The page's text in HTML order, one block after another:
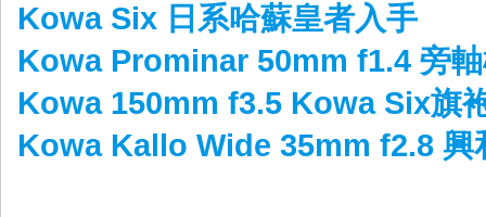
Kowa Six 日系哈蘇皇者入手
Kowa Prominar 50mm f1.4 旁
Kowa 150mm f3.5 Kowa Six旗
Kowa Kallo Wide 35mm f2.8 興